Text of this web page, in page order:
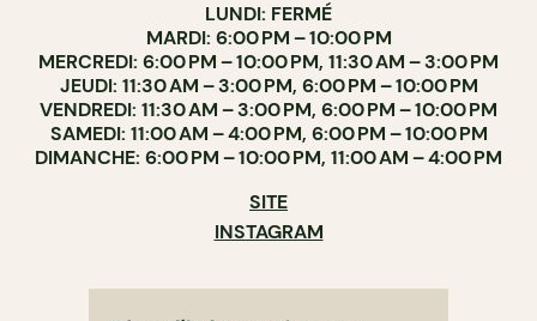
LUNDI: FERMÉ
MARDI: 6:00 PM – 10:00 PM
MERCREDI: 6:00 PM – 10:00 PM, 11:30 AM – 3:00 PM
JEUDI: 11:30 AM – 3:00 PM, 6:00 PM – 10:00 PM
VENDREDI: 11:30 AM – 3:00 PM, 6:00 PM – 10:00 PM
SAMEDI: 11:00 AM – 4:00 PM, 6:00 PM – 10:00 PM
DIMANCHE: 6:00 PM – 10:00 PM, 11:00 AM – 4:00 PM
SITE
INSTAGRAM